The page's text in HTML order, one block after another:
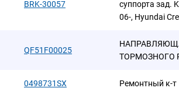
BRK-30057
суппорта зад.
06-, Hyundai
QF51F00025
ТОРМОЗНОГО
0498731SX Ремонтный к-